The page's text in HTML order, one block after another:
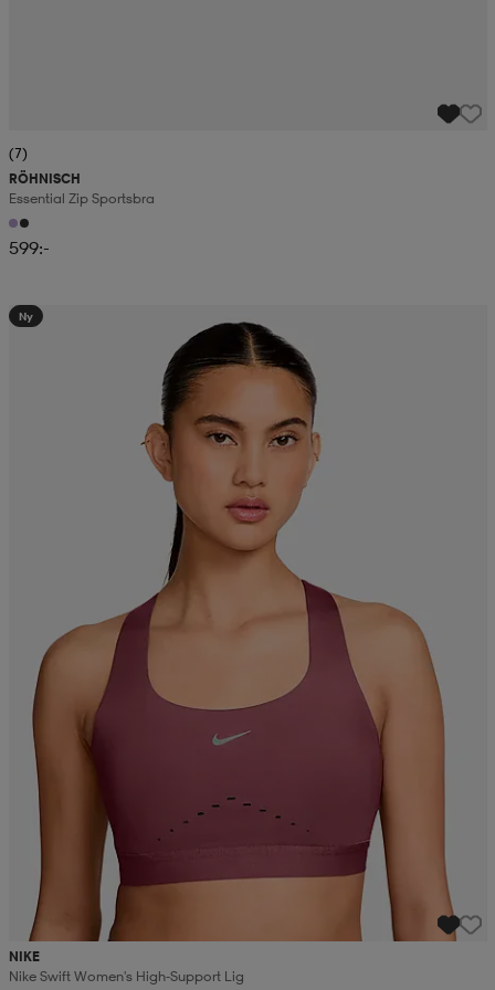
(7)
RÖHNISCH
Essential Zip Sportsbra
599:-
Ny
NIKE
Nike Swift Women's High-Support Lig